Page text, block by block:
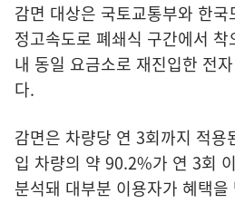
감면 대상은 국토교통부와 한
정고속도로 폐쇄식 구간에서
내 동일 요금소로 재진입한 전
다.
감면은 차량당 연 3회까지 적용
입 차량의 약 90.2%가 연 3회
분석돼 대부분 이용자가 혜택